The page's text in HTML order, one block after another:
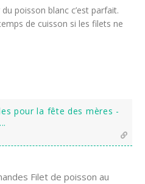
poisson blanc c’est parfait.
de cuisson si les filets ne
pour la fête des mères -
Filet de poisson au